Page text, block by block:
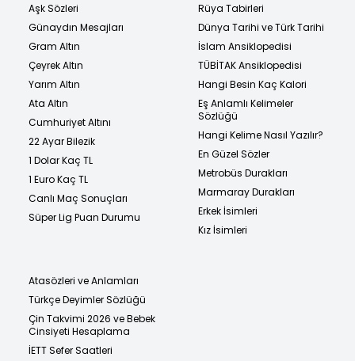
Aşk Sözleri
Günaydın Mesajları
Gram Altın
Çeyrek Altın
Yarım Altın
Ata Altın
Cumhuriyet Altını
22 Ayar Bilezik
1 Dolar Kaç TL
1 Euro Kaç TL
Canlı Maç Sonuçları
Süper Lig Puan Durumu
Rüya Tabirleri
Dünya Tarihi ve Türk Tarihi
İslam Ansiklopedisi
TÜBİTAK Ansiklopedisi
Hangi Besin Kaç Kalori
Eş Anlamlı Kelimeler
Sözlüğü
Hangi Kelime Nasıl Yazılır?
En Güzel Sözler
Metrobüs Durakları
Marmaray Durakları
Erkek İsimleri
Kız İsimleri
Atasözleri ve Anlamları
Türkçe Deyimler Sözlüğü
Çin Takvimi 2026 ve Bebek
Cinsiyeti Hesaplama
İETT Sefer Saatleri